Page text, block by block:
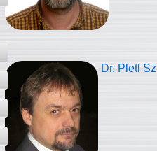
Dr. Pletl